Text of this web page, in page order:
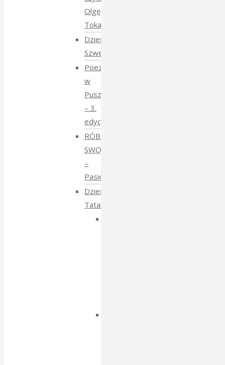
Olgę
Tokarczuk
Dzień
Szwedzki
Poezja
w
Puszczy
– 3.
edycja
RÓBMY
SWOJE
–
Pasieki
Dzień
Tatarski